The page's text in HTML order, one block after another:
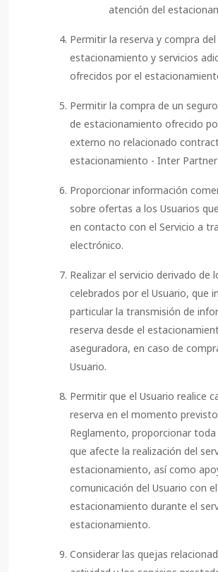
atención del
Permitir la reserva y compra
estacionamiento y servicios
ofrecidos por el
Permitir la compra de un
de estacionamiento ofrecido
externo no relacionado
estacionamiento - Inter Partner
Proporcionar información
sobre ofertas a los Usuarios
en contacto con el Servicio a
electrónico.
Realizar el servicio derivado de
celebrados por el Usuario, que
particular la transmisión de
reserva desde el
aseguradora, en caso de
Usuario.
Permitir que el Usuario realice
reserva en el momento
Reglamento, proporcionar
que afecte la realización del
estacionamiento, así como
comunicación del Usuario con el
estacionamiento durante el
estacionamiento.
Considerar las quejas